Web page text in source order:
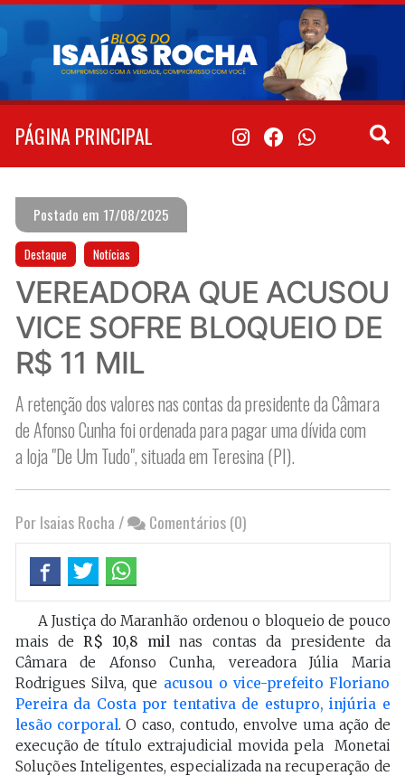
Pular
conteúdo
PÁGINA PRINCIPAL
Postado em 17/08/2025
Destaque Notícias
VEREADORA QUE ACUSOU
VICE SOFRE BLOQUEIO DE
R$ 11 MIL
A retenção dos valores nas contas da presidente da Câmara
de Afonso Cunha foi ordenada para pagar uma dívida com
a loja "De Um Tudo", situada em Teresina (PI).
Por Isaias Rocha / Comentários (0)
A Justiça do Maranhão ordenou o bloqueio de pouco
mais de R$ 10,8 milnas contas da presidente da
Câmara de Afonso Cunha, vereadora Júlia Maria
Rodrigues Silva, que acusou o vice-prefeito Floriano
Pereira da Costa por tentativa de estupro, injúria e
lesão corporal. O caso, contudo, envolve uma ação de
execução de título extrajudicial movida pela Monetai
Soluções Inteligentes, especializada na recuperação de